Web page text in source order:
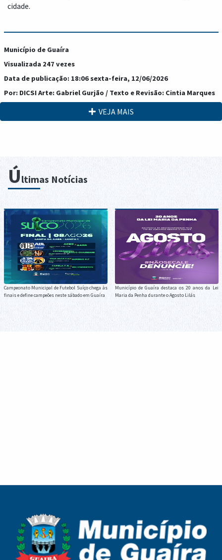
cidade.
Município de Guaíra
Visualizada 247 vezes
Data de publicação: 18:06 sexta-feira, 12/06/2026
Por: DICSI Arte: Gabriel Gurjão / Texto e Revisão: Cintia Marques
VEJA MAIS
Últimas Notícias
Campeonato Municipal de Futebol Suíço chega às
finais e define campeões neste sábado em Guaíra
Município de Guaíra destaca os 20 anos da Lei
Maria da Penha durante o Agosto Lilás
Beneficiários do Bolsa Família e do BPC devem
regularizar identificação biométrica para
garantir continuidade dos benefícios
Homenagem em comemoração ao Dia dos Pais e
valoriza servidores e cooperados